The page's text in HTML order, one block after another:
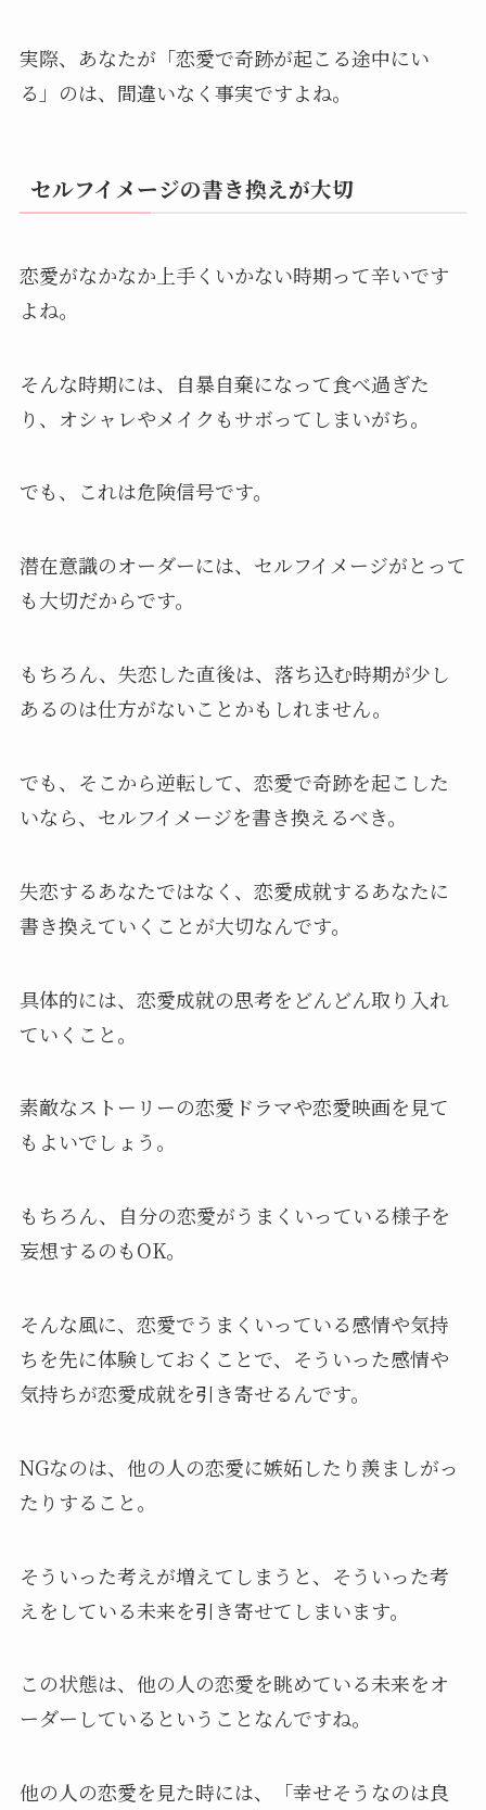
実際、あなたが「恋愛で奇跡が起こる途中にい
る」のは、間違いなく事実ですよね。
セルフイメージの書き換えが大切
恋愛がなかなか上手くいかない時期って辛いです
よね。
そんな時期には、自暴自棄になって食べ過ぎた
り、オシャレやメイクもサボってしまいがち。
でも、これは危険信号です。
潜在意識のオーダーには、セルフイメージがとって
も大切だからです。
もちろん、失恋した直後は、落ち込む時期が少し
あるのは仕方がないことかもしれません。
でも、そこから逆転して、恋愛で奇跡を起こした
いなら、セルフイメージを書き換えるべき。
失恋するあなたではなく、恋愛成就するあなたに
書き換えていくことが大切なんです。
具体的には、恋愛成就の思考をどんどん取り入れ
ていくこと。
素敵なストーリーの恋愛ドラマや恋愛映画を見て
もよいでしょう。
もちろん、自分の恋愛がうまくいっている様子を
妄想するのもOK。
そんな風に、恋愛でうまくいっている感情や気持
ちを先に体験しておくことで、そういった感情や
気持ちが恋愛成就を引き寄せるんです。
NGなのは、他の人の恋愛に嫉妬したり羨ましがっ
たりすること。
そういった考えが増えてしまうと、そういった考
えをしている未来を引き寄せてしまいます。
この状態は、他の人の恋愛を眺めている未来をオ
ーダーしているということなんですね。
他の人の恋愛を見た時には、「幸せそうなのは良